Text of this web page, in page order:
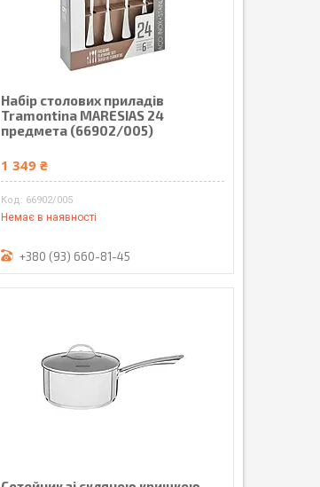
Набір столових приладів
Tramontina MARESIAS 24
предмета (66902/005)
1 349 ₴
66902/005
Немає в наявності
+380 (93) 660-81-45